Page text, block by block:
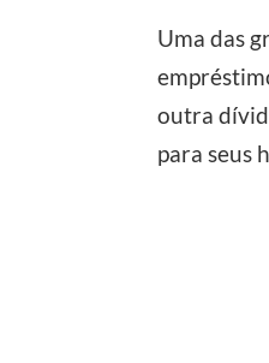
Uma das
outra
para seus